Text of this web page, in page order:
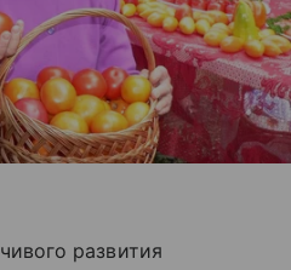
развития